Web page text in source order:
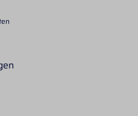
5 Sternen